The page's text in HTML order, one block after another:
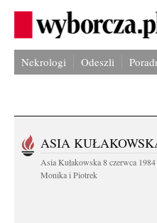
Nekrologi Odeszli
ASIA
Asia Kułakowska 8 czerwca
Monika i Piotrek